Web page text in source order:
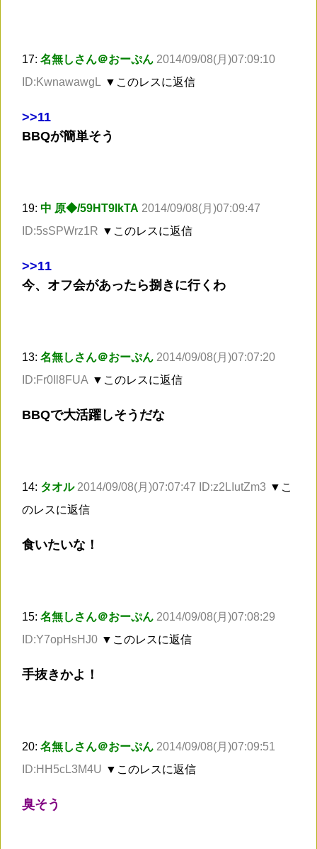
17: 名無しさん＠おーぷん 2014/09/08(月)07:09:10
ID:KwnawawgL ▼このレスに返信
>>11
BBQが簡単そう
19: 中 原◆/59HT9IkTA 2014/09/08(月)07:09:47
ID:5sSPWrz1R ▼このレスに返信
>>11
今、オフ会があったら捌きに行くわ
13: 名無しさん＠おーぷん 2014/09/08(月)07:07:20
ID:Fr0Il8FUA ▼このレスに返信
BBQで大活躍しそうだな
14: タオル 2014/09/08(月)07:07:47 ID:z2LIutZm3 ▼こ
のレスに返信
食いたいな！
15: 名無しさん＠おーぷん 2014/09/08(月)07:08:29
ID:Y7opHsHJ0 ▼このレスに返信
手抜きかよ！
20: 名無しさん＠おーぷん 2014/09/08(月)07:09:51
ID:HH5cL3M4U ▼このレスに返信
臭そう